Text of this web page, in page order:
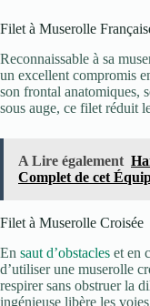
Filet à Muserolle
Reconnaissable à sa
un excellent compromis
son frontal anatomiques,
sous auge, ce filet réduit
A Lire également
Complet de cet
Filet à Muserolle Croisée
En saut d’obstacles et en
d’utiliser une muserolle
respirer sans obstruer la
ingénieuse libère les